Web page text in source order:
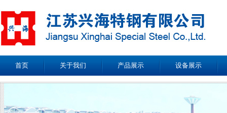
首页 关于我们 产品展示 设备展示